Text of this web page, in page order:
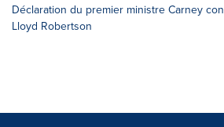
Déclaration du premier ministre Carney
Lloyd Robertson